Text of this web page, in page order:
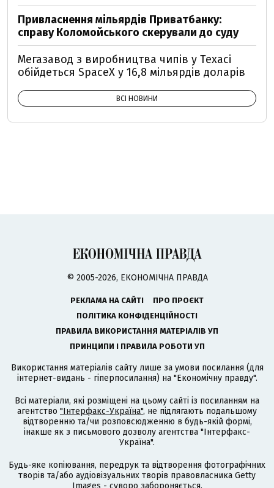
Привласнення мільярдів Приватбанку:
справу Коломойського скерували до суду
Мегазавод з виробництва чипів у Техасі
обійдеться SpaceX у 16,8 мільярдів доларів
ВСІ НОВИНИ
© 2005-2026, ЕКОНОМІЧНА ПРАВДА
РЕКЛАМА НА САЙТІ
ПРО ПРОЄКТ
ПОЛІТИКА КОНФІДЕНЦІЙНОСТІ
ПРАВИЛА ВИКОРИСТАННЯ МАТЕРІАЛІВ УП
ПРИНЦИПИ І ПРАВИЛА РОБОТИ УП
Використання матеріалів сайту лише за умови посилання (для
інтернет-видань - гіперпосилання) на "Економічну правду".
Всі матеріали, які розміщені на цьому сайті із посиланням на
агентство "Інтерфакс-Україна", не підлягають подальшому
відтворенню та/чи розповсюдженню в будь-якій формі,
інакше як з письмового дозволу агентства "Інтерфакс-
Україна".
Будь-яке копіювання, передрук та відтворення фотографічних
творів та/або аудіовізуальних творів правовласника Getty